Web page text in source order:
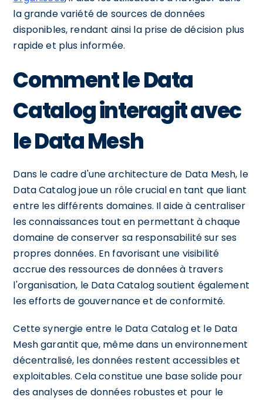
la grande variété de sources de données
disponibles, rendant ainsi la prise de décision plus
rapide et plus informée.
Comment le Data
Catalog interagit avec
le Data Mesh
Dans le cadre d'une architecture de Data Mesh, le
Data Catalog joue un rôle crucial en tant que liant
entre les différents domaines. Il aide à centraliser
les connaissances tout en permettant à chaque
domaine de conserver sa responsabilité sur ses
propres données. En favorisant une visibilité
accrue des ressources de données à travers
l'organisation, le Data Catalog soutient également
les efforts de gouvernance et de conformité.
Cette synergie entre le Data Catalog et le Data
Mesh garantit que, même dans un environnement
décentralisé, les données restent accessibles et
exploitables. Cela constitue une base solide pour
des analyses de données robustes et pour le